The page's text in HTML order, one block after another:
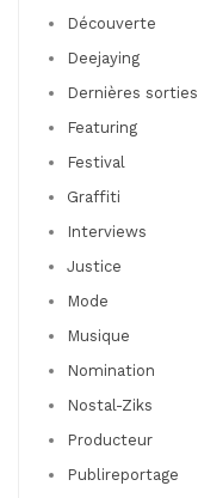
Découverte
Deejaying
Dernières sorties
Featuring
Festival
Graffiti
Interviews
Justice
Mode
Musique
Nomination
Nostal-Ziks
Producteur
Publireportage